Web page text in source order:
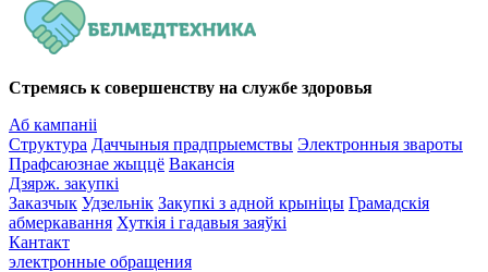
Стремясь к совершенству на службе здоровья
Аб кампаніі
Структура Даччыныя прадпрыемствы Электронныя звароты
Прафсаюзнае жыццё Вакансія
Дзярж. закупкі
Заказчык Удзельнік Закупкі з адной крыніцы Грамадскія
абмеркавання Хуткія і гадавыя заяўкі
Кантакт
электронные обращения